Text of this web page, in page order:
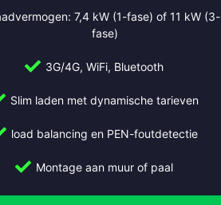
7,4 kW (1-fase) of 11 kW (3-
fase)
3G/4G, WiFi, Bluetooth
Slim laden met dynamische tarieven
load balancing en PEN-foutdetectie
Montage aan muur of paal